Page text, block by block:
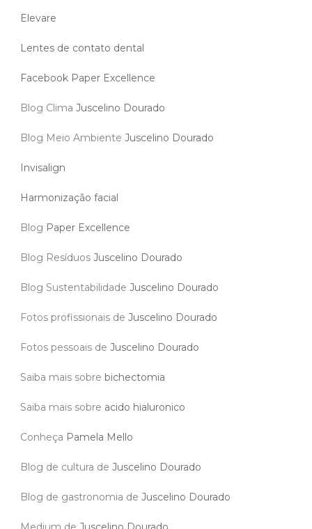
Elevare
Lentes de contato dental
Facebook Paper Excellence
Blog Clima Juscelino Dourado
Blog Meio Ambiente Juscelino Dourado
Invisalign
Harmonização facial
Blog Paper Excellence
Blog Resíduos Juscelino Dourado
Blog Sustentabilidade Juscelino Dourado
Fotos profissionais de Juscelino Dourado
Fotos pessoais de Juscelino Dourado
Saiba mais sobre bichectomia
Saiba mais sobre acido hialuronico
Conheça Pamela Mello
Blog de cultura de Juscelino Dourado
Blog de gastronomia de Juscelino Dourado